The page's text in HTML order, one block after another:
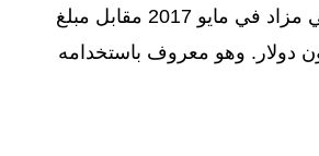
على خلفية زرقاء في مزاد في مايو 2017 مقابل مبلغ
بلغ 110 مليون دولار. وهو معروف باستخدامه